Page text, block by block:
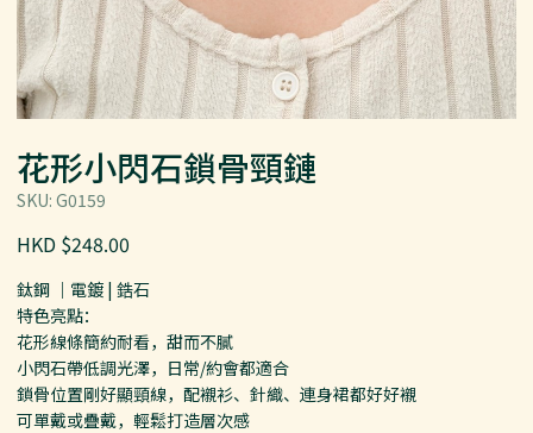
花形小閃石鎖骨頸鏈
SKU: G0159
HKD $248.00
鈦鋼 ｜電鍍 | 鋯石
特色亮點：
花形線條簡約耐看，甜而不膩
小閃石帶低調光澤，日常/約會都適合
鎖骨位置剛好顯頸線，配襯衫、針織、連身裙都好好襯
可單戴或疊戴，輕鬆打造層次感